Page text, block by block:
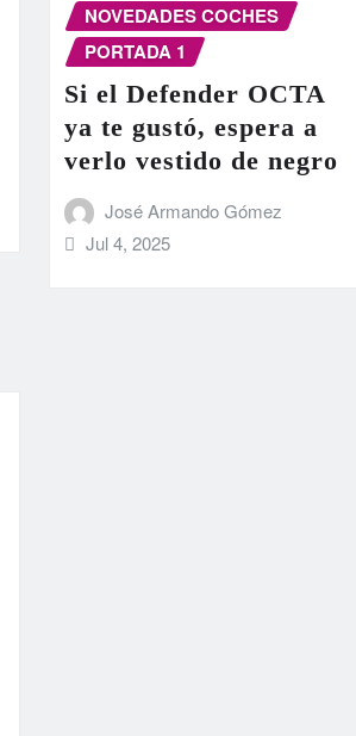
NOVEDADES COCHES
PORTADA 1
Si el Defender OCTA
ya te gustó, espera a
verlo vestido de negro
José Armando Gómez
Jul 4, 2025